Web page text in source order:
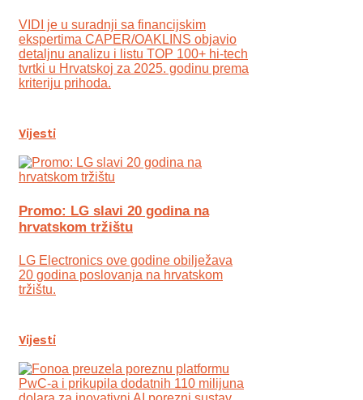
VIDI je u suradnji sa financijskim
ekspertima CAPER/OAKLINS objavio
detaljnu analizu i listu TOP 100+ hi-tech
tvrtki u Hrvatskoj za 2025. godinu prema
kriteriju prihoda.
Vijesti
Promo: LG slavi 20 godina na
hrvatskom tržištu
LG Electronics ove godine obilježava
20 godina poslovanja na hrvatskom
tržištu.
Vijesti